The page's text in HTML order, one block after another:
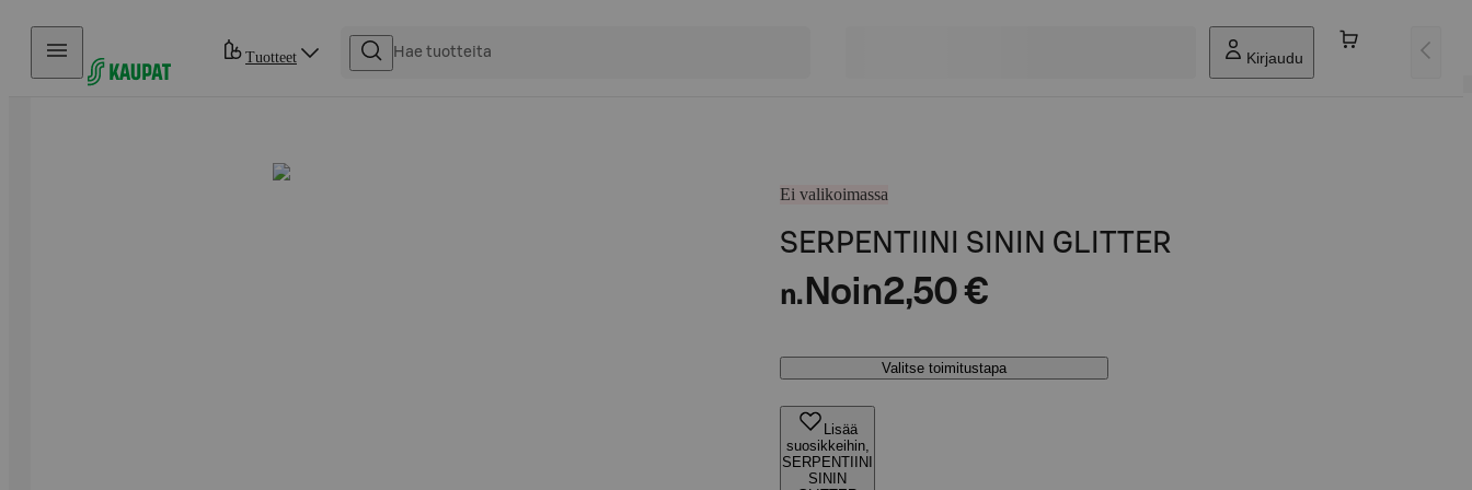
Hyppää sisältöön
Tuotteet Kirjaudu
Ei valikoimassa
SERPENTIINI SININ GLITTER
n. Noin2,50 €
Valitse toimitustapa
Lisää
suosikkeihin,
SERPENTIINI
SININ